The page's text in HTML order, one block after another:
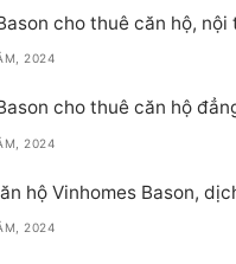
cho thuê căn hộ,
2024
cho thuê căn hộ
2024
hộ Vinhomes Bason,
2024